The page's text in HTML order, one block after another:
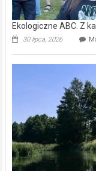
Ekologiczne ABC. Z
30 lipca, 2026